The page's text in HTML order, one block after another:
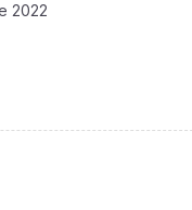
2022